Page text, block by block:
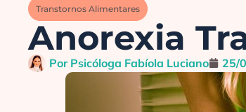
Transtornos Alimentares
Anorexia
PorPsicóloga Fabíola Luciano 25/